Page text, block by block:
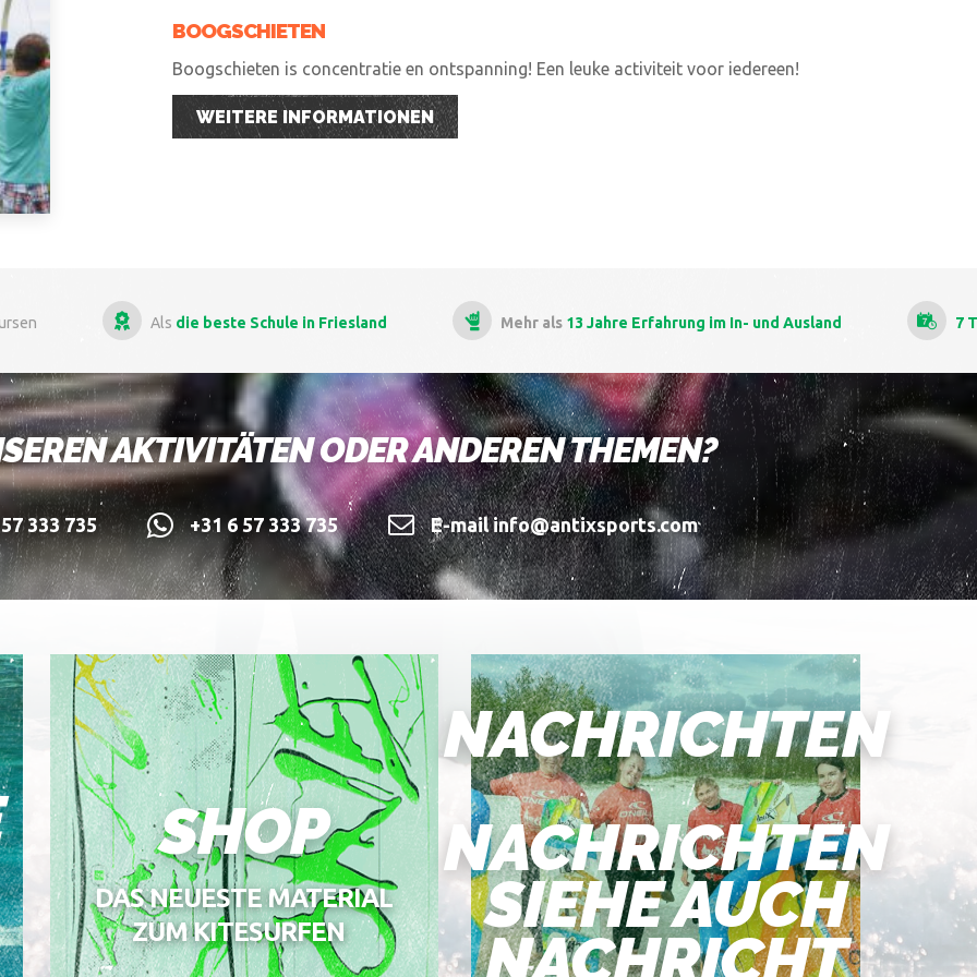
BOOGSCHIETEN
Boogschieten is concentratie en ontspanning! Een leuke activiteit voor iedereen!
WEITERE INFORMATIONEN
Mehr als13 Jahre Erfahrungim In- und Ausland 7 Tage die Wochekitesurfkursen Alsdie
AKTIVITÄTEN ODER ANDEREN THEMEN?
333 735 +31 6 57 333 735 E-mail info@antixsports.com
SHOP
DAS NEUESTE MATERIAL
ZUM KITESURFEN
NACHRICHTEN
NACHRICHTEN
SIEHE AUCH
NACHRICHT